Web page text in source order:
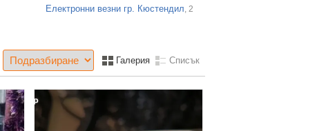
Електронни везни гр. Кюстендил, 2
Галерия Списък